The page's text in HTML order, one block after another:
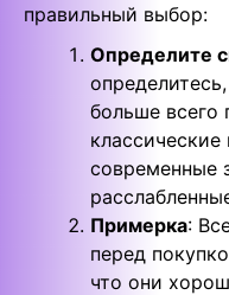
правильный выбор:
Определите
больше всего
современные
Примерка:
перед
что они